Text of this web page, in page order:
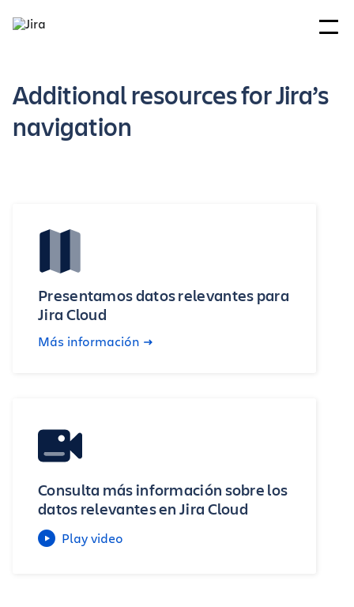
Additional resources for Jira’s
navigation
Presentamos datos relevantes para
Jira Cloud
Más información
Consulta más información sobre los
datos relevantes en Jira Cloud
Play video